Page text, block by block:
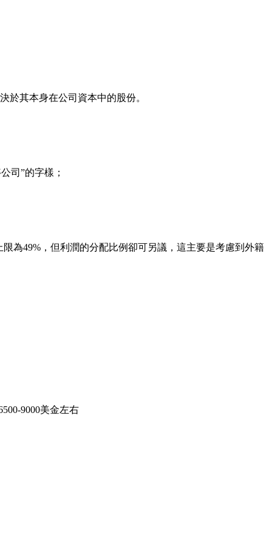
其本身在公司資本中的股份。
司”的字樣；
49%，但利潤的分配比例卻可另議，這主要是考慮到外籍
9000美金左右